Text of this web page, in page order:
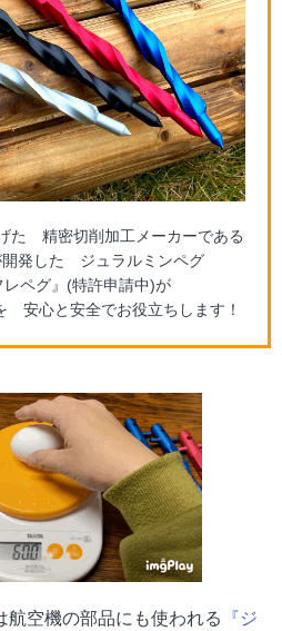
た 精密切削加工メーカーである
開発した ジュラルミンペグ
レペグ』(特許申請中)が
安心と安全でお役立ちします！
航空機の部品にも使われる
『ジ